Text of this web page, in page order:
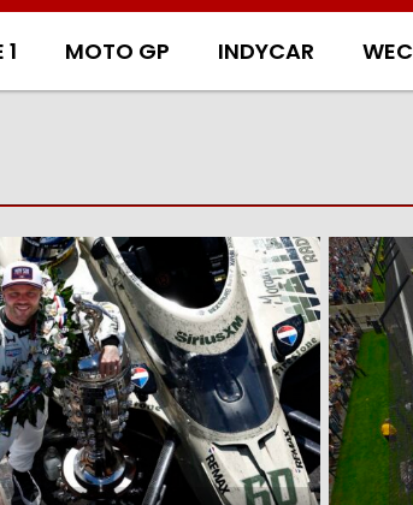
1 MOTO GP INDYCAR WEC